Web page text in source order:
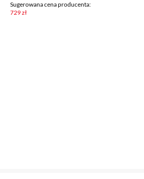
Sugerowana cena producenta:
729 zł